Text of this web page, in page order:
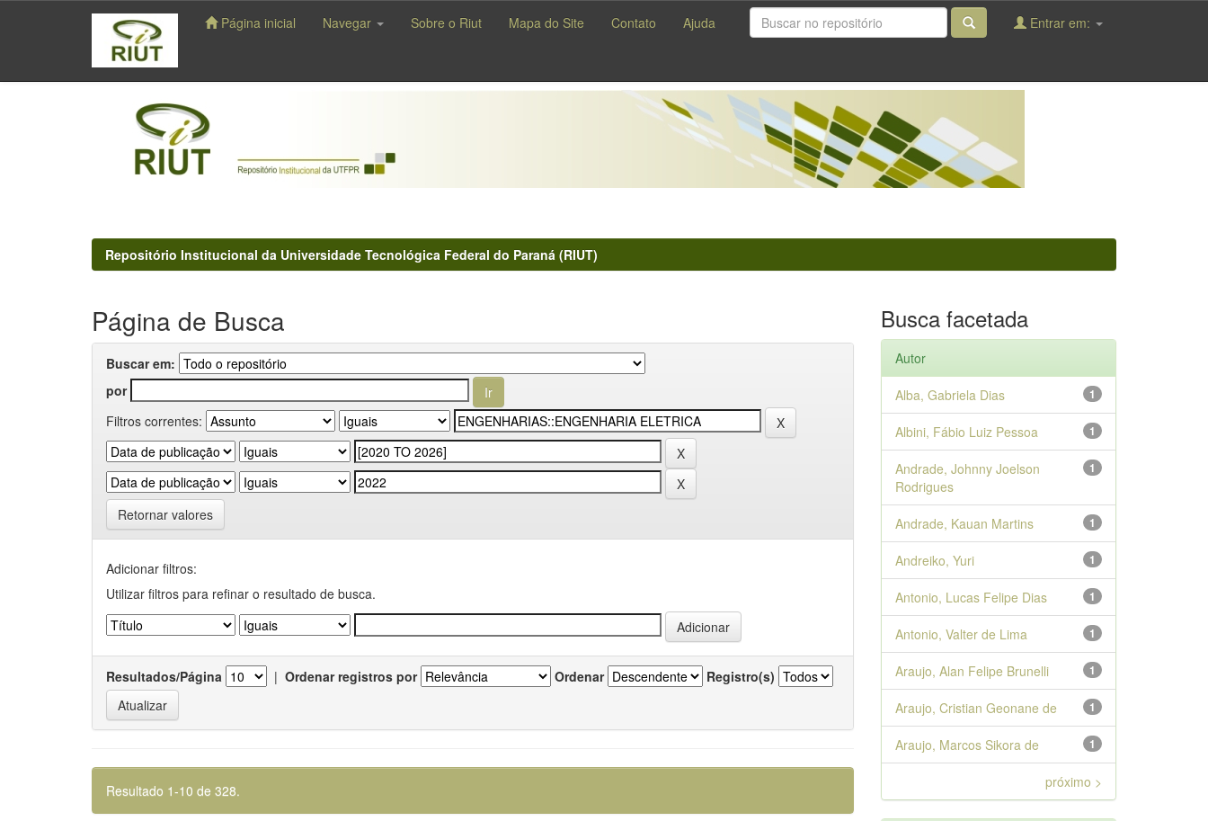
navigation
Página inicial Navegar Sobre o Riut Mapa do Site Contato Ajuda Entrar em:
Repositório Institucional da Universidade Tecnológica Federal do Paraná (RIUT)
Página de Busca
Buscar em:
por
Filtros correntes:
Retornar valores
Adicionar filtros:
Utilizar filtros para refinar o resultado de busca.
Resultados/Página | Ordenar registros por Ordenar Registro(s)
Resultado 1-10 de 328.
Busca facetada
Autor
1
Alba, Gabriela Dias
1
Albini, Fábio Luiz Pessoa
1
Andrade, Johnny Joelson
Rodrigues
1
Andrade, Kauan Martins
1
Andreiko, Yuri
1
Antonio, Lucas Felipe Dias
1
Antonio, Valter de Lima
1
Araujo, Alan Felipe Brunelli
1
Araujo, Cristian Geonane de
1
Araujo, Marcos Sikora de
próximo >